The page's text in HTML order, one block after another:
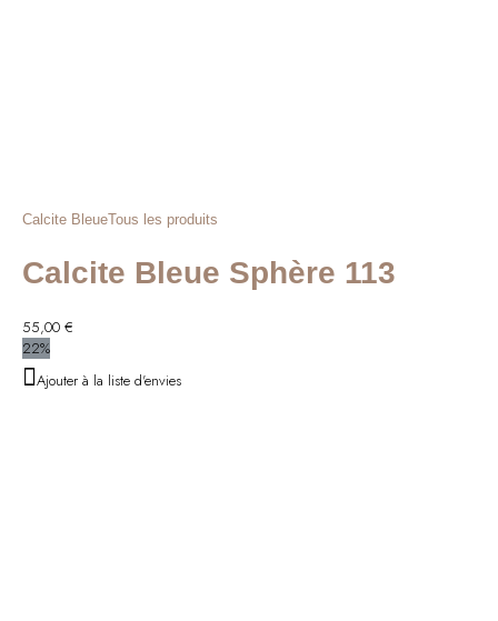
Calcite BleueTous les produits
Calcite Bleue Sphère 113
55,00 €
22%
Ajouter à la liste d'envies